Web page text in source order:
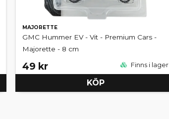
MAJORETTE
GMC Hummer EV - Vit - Premium Cars -
Majorette - 8 cm
49 kr Finns i lager
KÖP